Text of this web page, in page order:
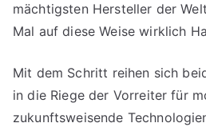
mächtigsten Hersteller der
Mal auf diese Weise wirklich
Mit dem Schritt reihen sich
in die Riege der Vorreiter für
zukunftsweisende